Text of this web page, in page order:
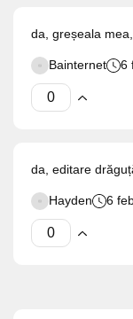
da, greșeala
Bainternet 6
da, editare
Hayden 6